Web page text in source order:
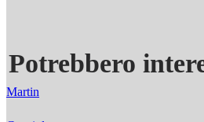
Potrebbero
Martin